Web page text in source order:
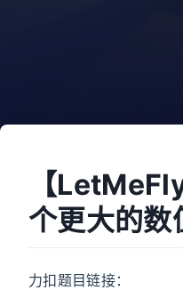
【
个更大的数
力扣题目链接：